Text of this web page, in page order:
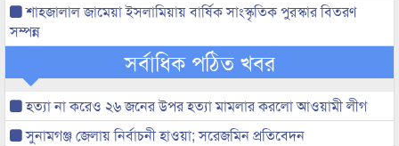
শাহজালাল জামেয়া ইসলামিয়ায় বার্ষিক সাংস্কৃতিক পুরস্কার বিতরণ
সম্পন্ন
সর্বাধিক পঠিত খবর
হত্যা না করেও ২৬ জনের উপর হত্যা মামলার করলো আওয়ামী লীগ
সুনামগঞ্জ জেলায় নির্বাচনী হাওয়া; সরেজমিন প্রতিবেদন